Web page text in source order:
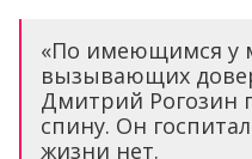
«По имеющимся у
вызывающих
Дмитрий Рогозин
спину. Он
жизни нет.